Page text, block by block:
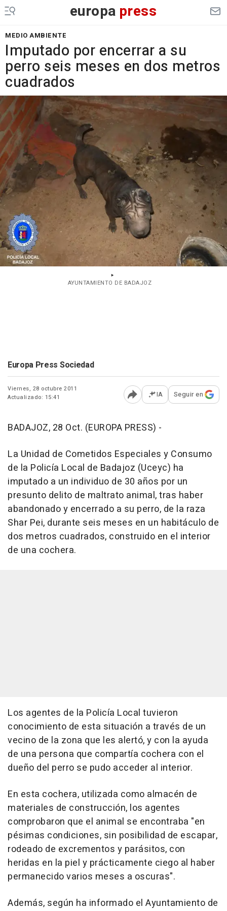
europa press
MEDIO AMBIENTE
Imputado por encerrar a su
perro seis meses en dos metros
cuadrados
AYUNTAMIENTO DE BADAJOZ
Europa Press Sociedad
Viernes, 28 octubre 2011
Actualizado: 15:41
Abrir opciones para
IA Seguir en
BADAJOZ, 28 Oct. (EUROPA PRESS) -
La Unidad de Cometidos Especiales y Consumo
de la Policía Local de Badajoz (Uceyc) ha
imputado a un individuo de 30 años por un
presunto delito de maltrato animal, tras haber
abandonado y encerrado a su perro, de la raza
Shar Pei, durante seis meses en un habitáculo de
dos metros cuadrados, construido en el interior
de una cochera.
Los agentes de la Policía Local tuvieron
conocimiento de esta situación a través de un
vecino de la zona que les alertó, y con la ayuda
de una persona que compartía cochera con el
dueño del perro se pudo acceder al interior.
En esta cochera, utilizada como almacén de
materiales de construcción, los agentes
comprobaron que el animal se encontraba "en
pésimas condiciones, sin posibilidad de escapar,
rodeado de excrementos y parásitos, con
heridas en la piel y prácticamente ciego al haber
permanecido varios meses a oscuras".
Además, según ha informado el Ayuntamiento de